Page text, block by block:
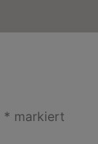
* markiert